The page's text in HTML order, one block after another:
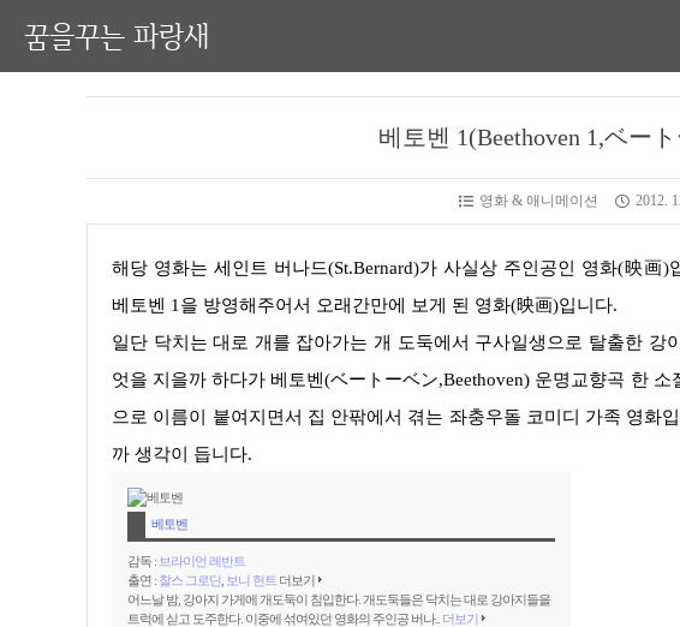
꿈을꾸는 파랑새
베토벤 1(Beethoven 1,ベー
영화 & 애니메이션 2012.
해당 영화는 세인트 버나드(St.Bernard)가 사실상 주인공인 영화(映画)입니다. 개인적으로 우연히 TV를 보다가 추억의 영화
베토벤 1을 방영해주어서 오래간만에 보게 된 영화(映画)입니다.
일단 닥치는 대로 개를 잡아가는 개 도둑에서 구사일생으로 탈출한 강아지 한 마리가 우연히 뉴튼 집에 오게 되고 이름을 무
엇을 지을까 하다가 베토벤(ベートーベン,Beethoven) 운명교향곡 한
으로 이름이 붙여지면서 집 안팎에서 겪는 좌충우돌 코미디 가족 영화
까 생각이 듭니다.
베토벤
감독 : 브라이언 레반트
출연 : 찰스 그로딘 보니 헌트 더보기
어느날 밤, 강아지 가게에 개도둑이 침입한다. 개도둑들은 닥치는 대로 강아지들을
트럭에 싣고 도주한다. 이중에 섞여있던 영화의 주인공 버나.. 더보기